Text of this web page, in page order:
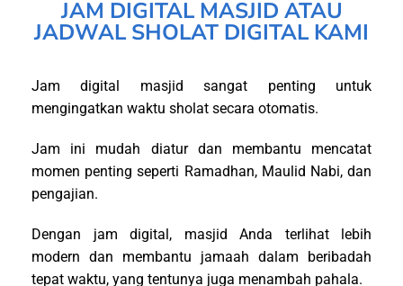
JAM DIGITAL MASJID ATAU
JADWAL SHOLAT DIGITAL KAMI
Jam digital masjid sangat penting untuk
mengingatkan waktu sholat secara otomatis.
Jam ini mudah diatur dan membantu mencatat
momen penting seperti Ramadhan, Maulid Nabi, dan
pengajian.
Dengan jam digital, masjid Anda terlihat lebih
modern dan membantu jamaah dalam beribadah
tepat waktu, yang tentunya juga menambah pahala.